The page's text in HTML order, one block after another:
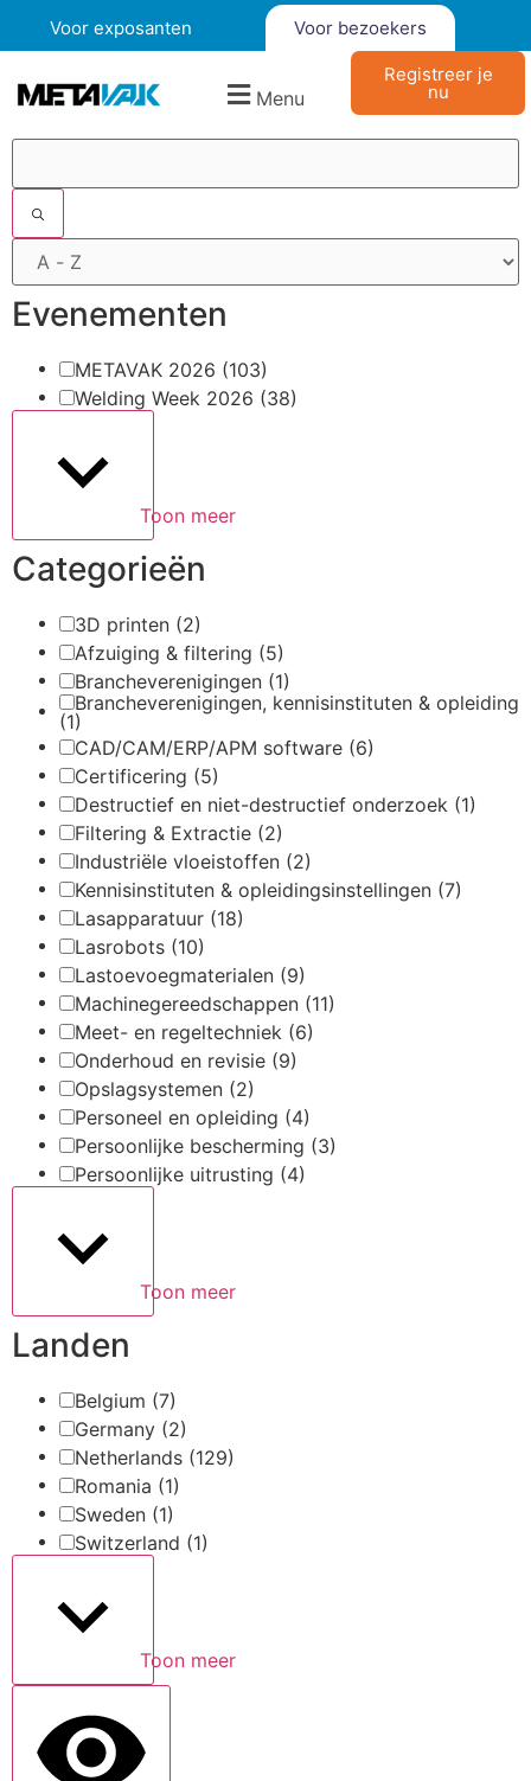
Voor exposanten Voor bezoekers
Menu
Registreer je
nu
Evenementen
METAVAK 2026 (103)
Welding Week 2026 (38)
Toon meer
Categorieën
3D printen (2)
Afzuiging & filtering (5)
Brancheverenigingen (1)
Brancheverenigingen, kennisinstituten & opleiding
(1)
CAD/CAM/ERP/APM software (6)
Certificering (5)
Destructief en niet-destructief onderzoek (1)
Filtering & Extractie (2)
Industriële vloeistoffen (2)
Kennisinstituten & opleidingsinstellingen (7)
Lasapparatuur (18)
Lasrobots (10)
Lastoevoegmaterialen (9)
Machinegereedschappen (11)
Meet- en regeltechniek (6)
Onderhoud en revisie (9)
Opslagsystemen (2)
Personeel en opleiding (4)
Persoonlijke bescherming (3)
Persoonlijke uitrusting (4)
Toon meer
Landen
Belgium (7)
Germany (2)
Netherlands (129)
Romania (1)
Sweden (1)
Switzerland (1)
Toon meer